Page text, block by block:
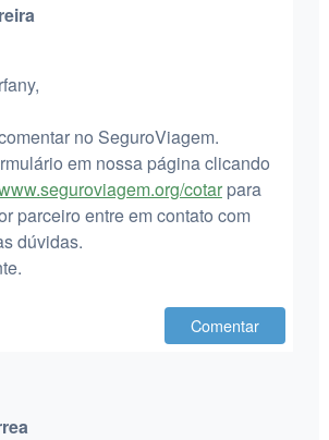
no SeguroViagem.
em nossa página clicando
cotarpara
parceiro entre em contato com
dúvidas.
Comentar